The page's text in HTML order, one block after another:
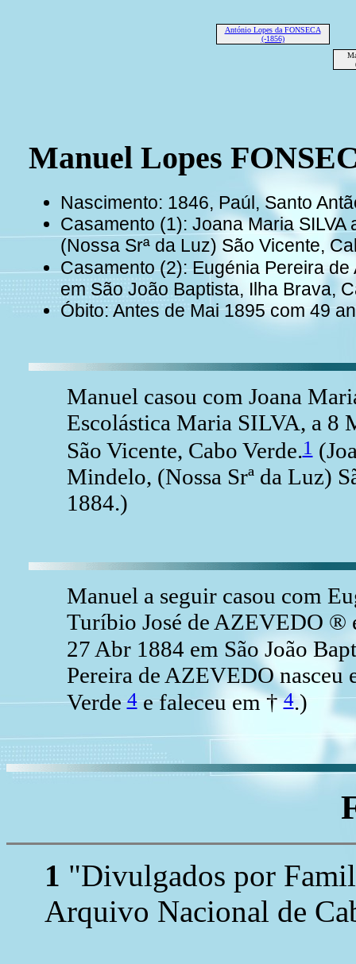
António Lopes da FONSECA
(-1856)
Manuel Lopes
Nascimento: 1846, Paúl, Santo
Casamento (1): Joana Maria SILVA
(Nossa Srª da Luz) São Vicente,
Casamento (2): Eugénia Pereira de
em São João Baptista, Ilha Brava,
Óbito: Antes de Mai 1895 com 49
Manuel casou com Joana
Escolástica Maria SILVA, a 8
São Vicente, Cabo Verde.1
Mindelo, (Nossa Srª da Luz)
1884.)
Manuel a seguir casou com
Turíbio José de AZEVEDO ®
27 Abr 1884 em São João
Pereira de AZEVEDO nasceu
Verde4e faleceu em †4.)
1 "Divulgados por
Arquivo Nacional de